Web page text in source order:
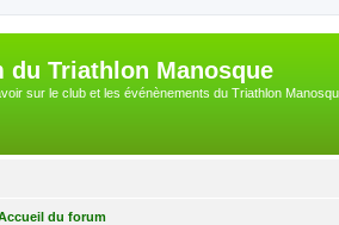
du Triathlon Manosque
sur le club et les événènements du Triathlon
du forum